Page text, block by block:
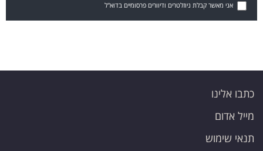
אני מאשר קבלת ניוזלטרים ודיוורים פרסומיים בדוא"ל
כתבו אלינו
מייל אדום
תנאי שימוש